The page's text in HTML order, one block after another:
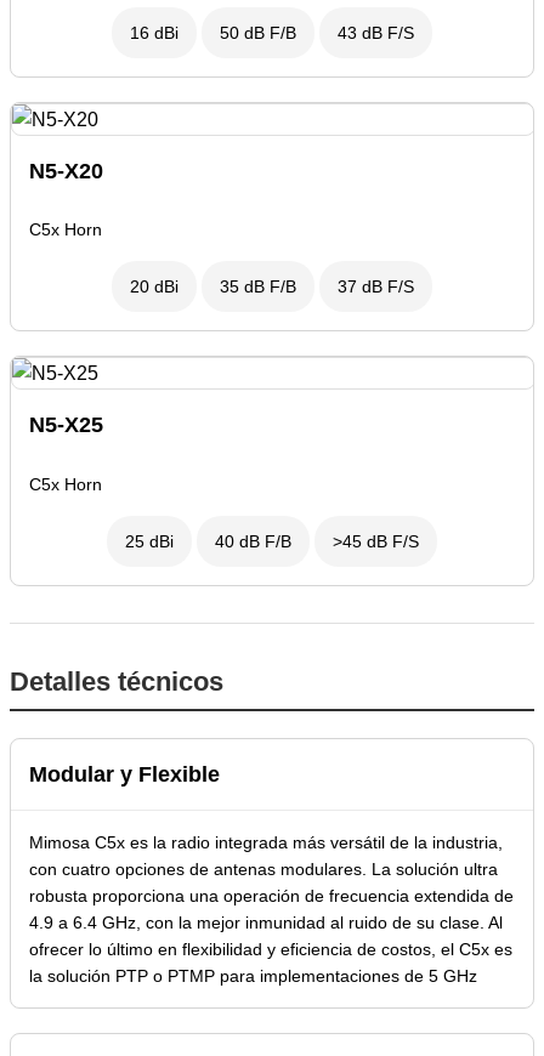
16 dBi 50 dB F/B 43 dB F/S
N5-X20
C5x Horn
20 dBi 35 dB F/B 37 dB F/S
N5-X25
C5x Horn
25 dBi 40 dB F/B >45 dB F/S
Detalles técnicos
Modular y Flexible
Mimosa C5x es la radio integrada más versátil de la industria,
con cuatro opciones de antenas modulares. La solución ultra
robusta proporciona una operación de frecuencia extendida de
4.9 a 6.4 GHz, con la mejor inmunidad al ruido de su clase. Al
ofrecer lo último en flexibilidad y eficiencia de costos, el C5x es
la solución PTP o PTMP para implementaciones de 5 GHz